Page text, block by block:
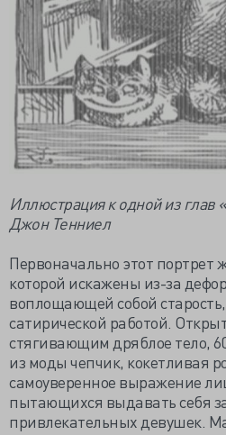
Иллюстрация к одной из глав
Джон Тенниел
Первоначально этот
которой искажены из-за
воплощающей собой
сатирической работой.
стягивающим дряблое тело,
из моды чепчик, кокетливая
самоуверенное выражение
пытающихся выдавать себя
привлекательных девушек.